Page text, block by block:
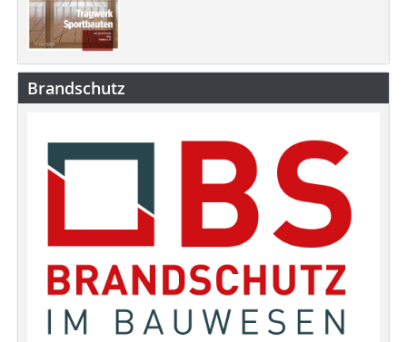
Brandschutz